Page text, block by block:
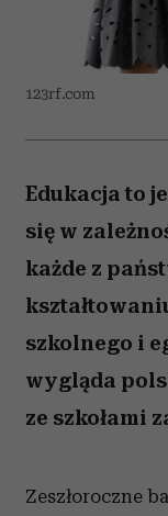
123rf.com
Edukacja to
się w
każde z
szkolnego i
wygląda
ze szkołami
Zeszłoroczne